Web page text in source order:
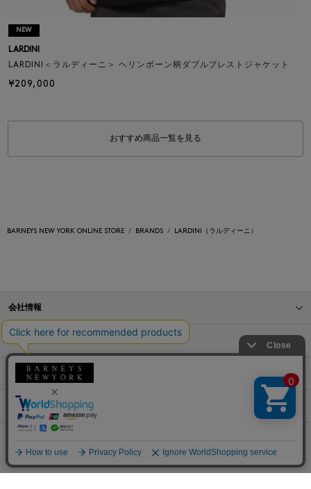
NEW
LARDINI
LARDINI＜ラルディーニ＞ ヘリンボーン柄ダブルブレストジャケット
¥209,000
おすすめ商品一覧を見る
BARNEYS NEW YORK ONLINE STORE BRANDS LARDINI（ラルディーニ）
会社情報
店舗情報
サービス